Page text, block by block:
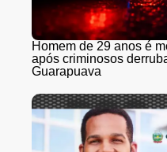
Homem de 29 anos é
após criminosos
Guarapuava